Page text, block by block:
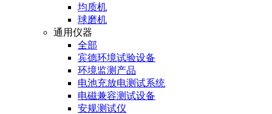
均质机
球磨机
通用仪器
全部
宾德环境试验设备
环境监测产品
电池充放电测试系统
电磁兼容测试设备
安规测试仪